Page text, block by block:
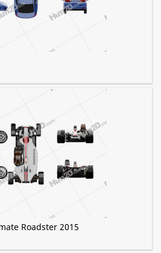
Roadster 2015